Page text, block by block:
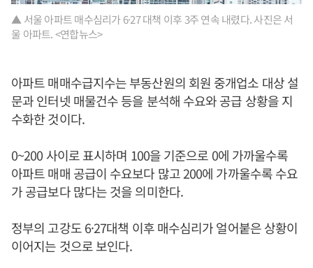
▲ 서울 아파트 매수심리가 6·27 대책 이후 3주 연속 내렸다. 사진은 서
울 아파트. <연합뉴스>
아파트 매매수급지수는 부동산원의 회원 중개업소 대상 설
문과 인터넷 매물건수 등을 분석해 수요와 공급 상황을 지
수화한 것이다.
0~200 사이로 표시하며 100을 기준으로 0에 가까울수록
아파트 매매 공급이 수요보다 많고 200에 가까울수록 수요
가 공급보다 많다는 것을 의미한다.
정부의 고강도 6·27대책 이후 매수심리가 얼어붙은 상황이
이어지는 것으로 보인다.